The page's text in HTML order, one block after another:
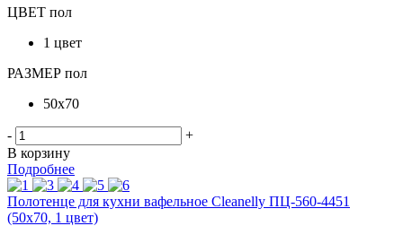
ЦВЕТ пол
1 цвет
РАЗМЕР пол
50х70
-
+
В корзину
Подробнее
Полотенце для кухни вафельное Cleanelly ПЦ-560-4451
(50х70, 1 цвет)